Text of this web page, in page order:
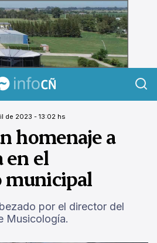
InfoCañuelas
de 2023 - 13:02 hs
homenaje a
en el
municipal
por el director del
Musicología.